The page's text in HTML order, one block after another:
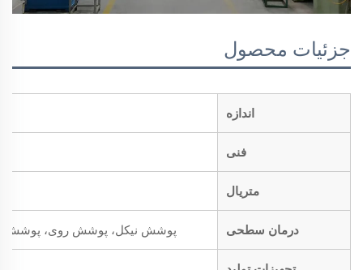
جزئیات محصول
اندازه
فنی
متریال
درمان سطحی پوشش نیکل، پوشش روی، پوشش